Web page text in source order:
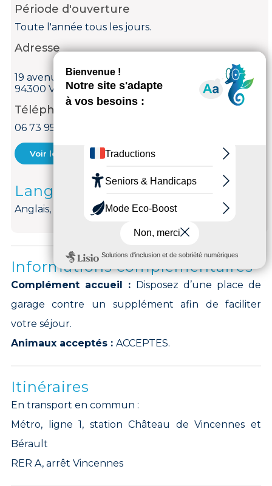
Période d'ouverture
Toute l'année tous les jours.
Adresse
19 avenue de Paris
94300 Vincennes
Téléphone
06 73 95 31 07
Voir le courriel
Langues parlées
Anglais, Français
Informations complémentaires
Complément accueil : Disposez d’une place de
garage contre un supplément afin de faciliter
votre séjour.
Animaux acceptés : ACCEPTES.
Itinéraires
En transport en commun :
Métro, ligne 1, station Château de Vincennes et
Bérault
RER A, arrêt Vincennes